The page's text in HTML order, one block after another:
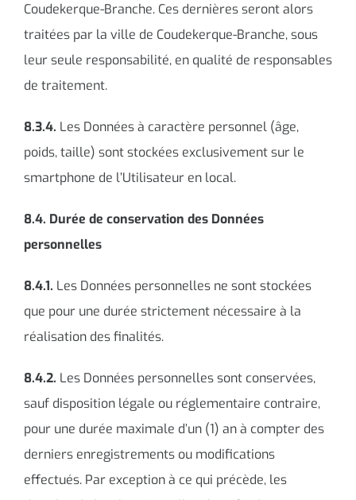
Coudekerque-Branche. Ces dernières seront alors
traitées par la ville de Coudekerque-Branche, sous
leur seule responsabilité, en qualité de responsables
de traitement.
8.3.4. Les Données à caractère personnel (âge,
poids, taille) sont stockées exclusivement sur le
smartphone de l’Utilisateur en local.
8.4. Durée de conservation des Données
personnelles
8.4.1. Les Données personnelles ne sont stockées
que pour une durée strictement nécessaire à la
réalisation des finalités.
8.4.2. Les Données personnelles sont conservées,
sauf disposition légale ou réglementaire contraire,
pour une durée maximale d’un (1) an à compter des
derniers enregistrements ou modifications
effectués. Par exception à ce qui précède, les